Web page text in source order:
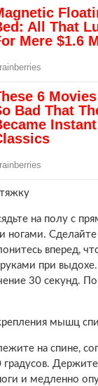
на полу с
ногами. Сделайте
вперед,
при выдохе.
30 секунд.
мышц
на спине,
и медленно